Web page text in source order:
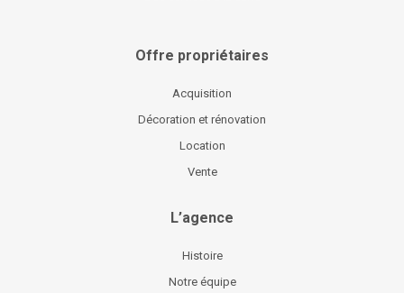
Offre propriétaires
Acquisition
Décoration et rénovation
Location
Vente
L’agence
Histoire
Notre équipe